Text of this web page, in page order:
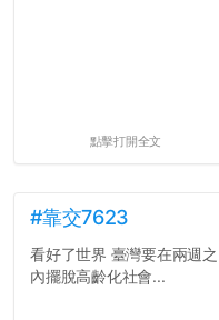
點擊打開全文
#靠交7623
看好了世界 臺灣要在兩週之
內擺脫高齡化社會...